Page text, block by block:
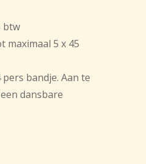
btw
maximaal 5 x 45
bandje. Aan te
dansbare